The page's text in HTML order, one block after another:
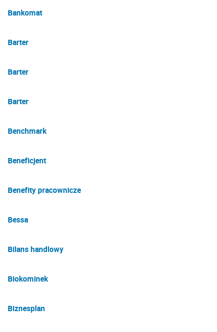
Bankomat
Barter
Barter
Barter
Benchmark
Beneficjent
Benefity pracownicze
Bessa
Bilans handlowy
Biokominek
Biznesplan